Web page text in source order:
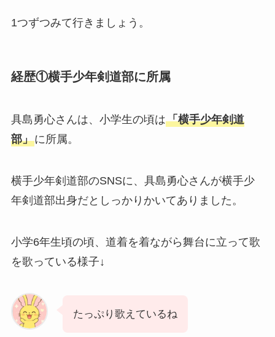
1つずつみて行きましょう。
経歴①横手少年剣道部に所属
具島勇心さんは、小学生の頃は「横手少年剣道
部」に所属。
横手少年剣道部のSNSに、具島勇心さんが横手少
年剣道部出身だとしっかりかいてありました。
小学6年生頃の頃、道着を着ながら舞台に立って歌
を歌っている様子↓
たっぷり歌えているね